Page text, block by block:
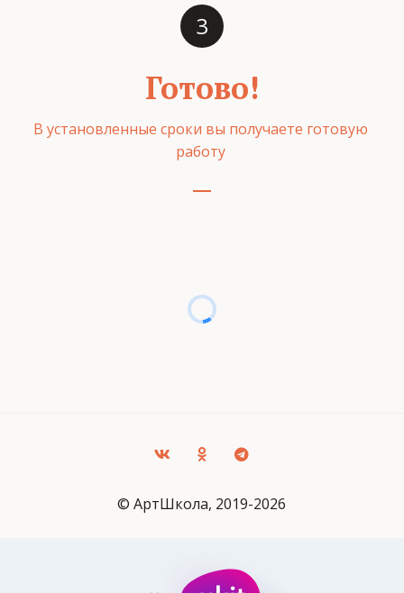
Готово!
В установленные сроки вы получаете готовую
работу ­
© AртШкола, 2019-2026